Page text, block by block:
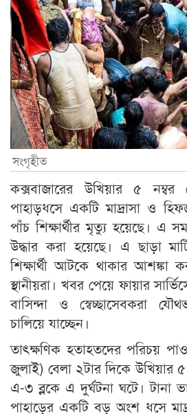
সংগৃহীত
কক্সবাজারের উখিয়ার ৫ নম্বর
পাহাড়ধসে একটি মাদ্রাসা ও
পাঁচ শিক্ষার্থীর মৃত্যু হয়েছে। এ
উদ্ধার করা হয়েছে। এ ছাড়া
শিক্ষার্থী আটকে থাকার আশঙ্কা
স্থানীয়রা। খবর পেয়ে ফায়ার
বাসিন্দা ও স্বেচ্ছাসেবকরা
চালিয়ে যাচ্ছেন।
তাৎক্ষণিক হতাহতদের পরিচয়
জুলাই) বেলা ২টার দিকে উখিয়ার ৫
এ-৩ ব্লকে এ দুর্ঘটনা ঘটে। টানা
পাহাড়ের একটি বড় অংশ ধসে